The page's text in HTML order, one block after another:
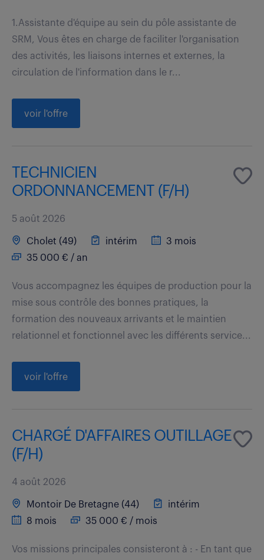
1.Assistante d'équipe au sein du pôle assistante de
SRM, Vous êtes en charge de faciliter l'organisation
des activités, les liaisons internes et externes, la
circulation de l'information dans le r...
voir l'offre
TECHNICIEN
ORDONNANCEMENT (F/H)
5 août 2026
Cholet (49) intérim
3 mois
35 000 € / an
Vous accompagnez les équipes de production pour la
mise sous contrôle des bonnes pratiques, la
formation des nouveaux arrivants et le maintien
relationnel et fonctionnel avec les différents service...
voir l'offre
CHARGÉ D'AFFAIRES OUTILLAGE
(F/H)
4 août 2026
Montoir De Bretagne (44)
intérim
8 mois
35 000 € / mois
Vos missions principales consisteront à : - En tant que